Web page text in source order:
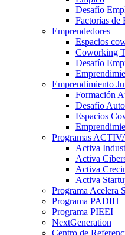
Desafío
Factorías de
Emprendedores
Espacios
Coworking
Desafío
Emprendimiento
Formación
Desafío
Espacios
Programas
Activa
Activa
Activa
Activa
Programa Acelera
Programa PADIH
Programa PIEEI
NextGeneration
Centro de